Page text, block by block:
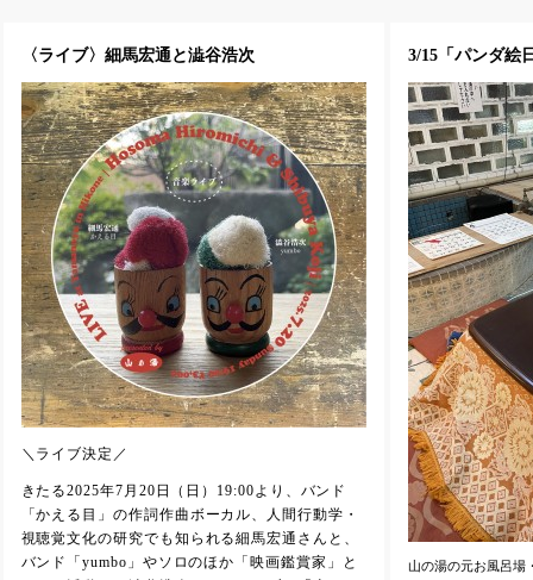
〈ライブ〉細馬宏通と澁谷浩次
＼ライブ決定／
きたる2025年7月20日（日）19:00より、バンド
「かえる目」の作詞作曲ボーカル、人間行動学・
視聴覚文化の研究でも知られる細馬宏通さんと、
バンド「yumbo」やソロのほか「映画鑑賞家」と
3/15「パンダ絵
山の湯の元お風呂場